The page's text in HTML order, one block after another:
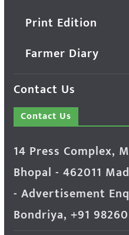
Print Edition
Farmer Diary
Contact Us
Contact Us
14 Press Complex,
Bhopal - 462011
- Advertisement
Bondriya, +91